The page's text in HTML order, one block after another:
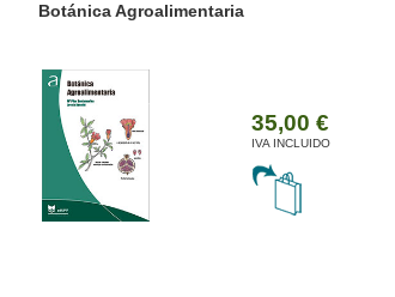
35,00 €
IVA INCLUIDO
Valencia a trazos: